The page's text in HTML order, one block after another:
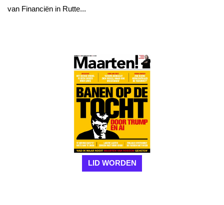
van Financiën in Rutte...
LID WORDEN